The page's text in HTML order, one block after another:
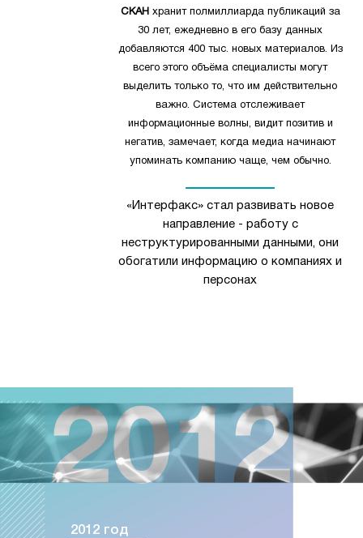
СКАН хранит полмиллиарда публикаций за
30 лет, ежедневно в его базу данных
добавляются 400 тыс. новых материалов. Из
всего этого объёма специалисты могут
выделить только то, что им действительно
важно. Система отслеживает
информационные волны, видит позитив и
негатив, замечает, когда медиа начинают
упоминать компанию чаще, чем обычно.
«Интерфакс» стал развивать новое
направление - работу с
неструктурированными данными, они
обогатили информацию о компаниях и
персонах
2012 год